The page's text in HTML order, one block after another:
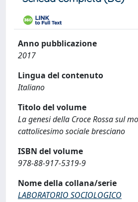
Anno pubblicazione
2017
Lingua del contenuto
Italiano
Titolo del volume
La genesi della Croce Rossa sul
cattolicesimo sociale bresciano
ISBN del volume
978-88-917-5319-9
Nome della collana/serie
LABORATORIO SOCIOLOGICO